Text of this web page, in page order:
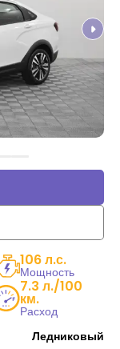
106 л.с.
Мощность
7.3 л./100
км.
Расход
Ледниковый